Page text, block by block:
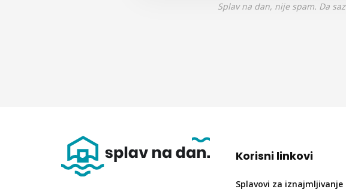
Splav na dan, nije spam. Da
Korisni linkovi
Splavovi za iznajmljivanje